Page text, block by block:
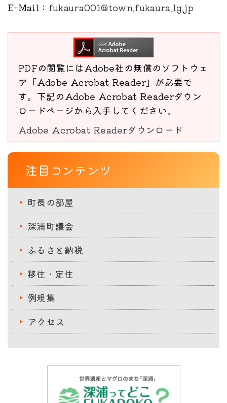
E-Mail ： fukaura001@town.fukaura.lg.jp
PDFの閲覧にはAdobe社の無償のソフトウェ
ア「Adobe Acrobat Reader」が必要で
す。下記のAdobe Acrobat Readerダウン
ロードページから入手してください。
Adobe Acrobat Readerダウンロード
注目コンテンツ
町長の部屋
深浦町議会
ふるさと納税
移住・定住
例規集
アクセス